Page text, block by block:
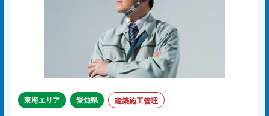
東海エリア 愛知県 建築施工管理